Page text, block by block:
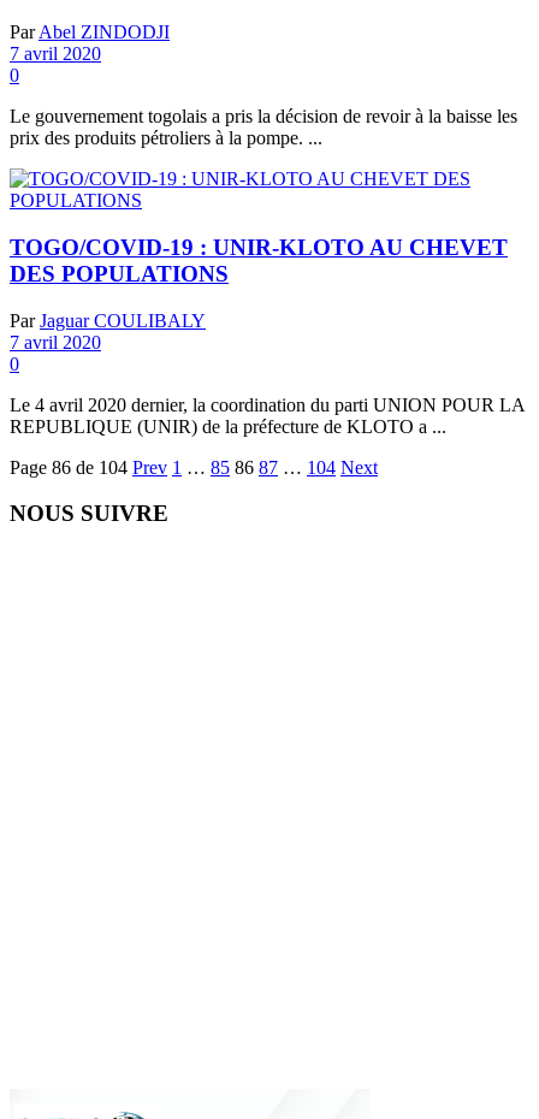
Par Abel ZINDODJI
7 avril 2020
0
Le gouvernement togolais a pris la décision de revoir à la baisse les
prix des produits pétroliers à la pompe. ...
TOGO/COVID-19 : UNIR-KLOTO AU CHEVET
DES POPULATIONS
Par Jaguar COULIBALY
7 avril 2020
0
Le 4 avril 2020 dernier, la coordination du parti UNION POUR LA
REPUBLIQUE (UNIR) de la préfecture de KLOTO a ...
Page 86 de 104 Prev 1 … 85 86 87 … 104 Next
NOUS SUIVRE